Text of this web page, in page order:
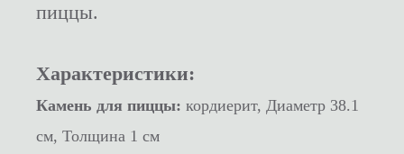
пиццы.
Характеристики:
Камень для пиццы: кордиерит, Диаметр 38.1
см, Толщина 1 см